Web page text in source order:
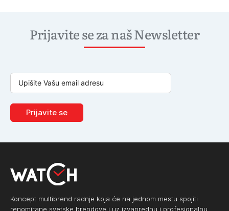
Prijavite se za naš Newsletter
Prijavite se
Koncept multibrend radnje koja će na jednom mestu spojiti
renomirane svetske brendove i uz izvanrednu i profesionalnu